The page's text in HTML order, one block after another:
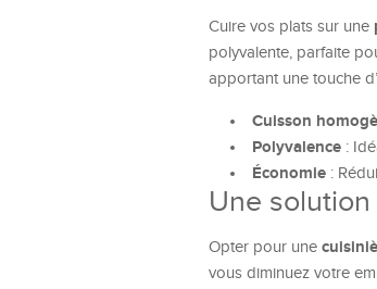
Cuire vos plats sur une
polyvalente, parfaite
apportant une touche
Cuisson
Polyvalence :
Économie :
Une
Opter pour une
vous diminuez votre